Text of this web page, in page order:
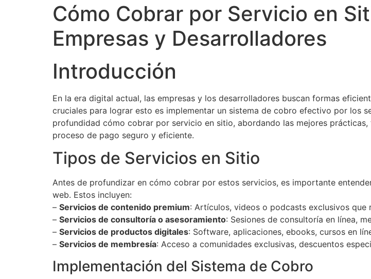
Cómo Cobrar por Servicio en
Empresas y Desarrolladores
Introducción
En la era digital actual, las empresas y los desarrolladores buscan formas
cruciales para lograr esto es implementar un sistema de cobro efectivo por los
profundidad cómo cobrar por servicio en sitio, abordando las mejores
proceso de pago seguro y eficiente.
Tipos de Servicios en Sitio
Antes de profundizar en cómo cobrar por estos servicios, es importante
web. Estos incluyen:
– Servicios de contenido premium: Artículos, videos o podcasts exclusivos que
– Servicios de consultoría o asesoramiento: Sesiones de consultoría en línea,
– Servicios de productos digitales: Software, aplicaciones, ebooks, cursos en
– Servicios de membresía: Acceso a comunidades exclusivas, descuentos
Implementación del Sistema de Cobro